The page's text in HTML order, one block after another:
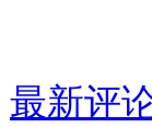
最新评